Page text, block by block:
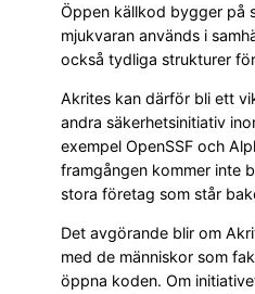
Öppen källkod bygger på
mjukvaran används i
också tydliga strukturer
Akrites kan därför bli ett
andra säkerhetsinitiativ
exempel OpenSSF och
framgången kommer inte
stora företag som står
Det avgörande blir om
med de människor som
öppna koden. Om